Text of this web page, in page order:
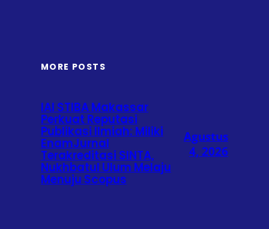
MORE POSTS
IAI STIBA Makassar
Perkuat Reputasi
Publikasi Ilmiah: Miliki
EnamJurnal
Terakreditasi SINTA,
Nukhbatul Ulum Melaju
Menuju Scopus
Agustus
4, 2026